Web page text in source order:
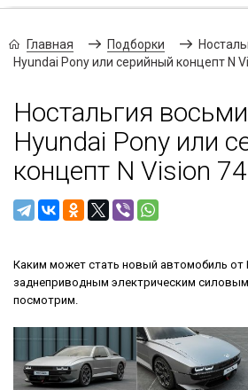
Главная Подборки
Hyundai Pony или серийный концепт N
Ностальгия
Hyundai Pony или
концепт N Vision 74
Каким может стать новый автомобиль от
заднеприводным электрическим
посмотрим.